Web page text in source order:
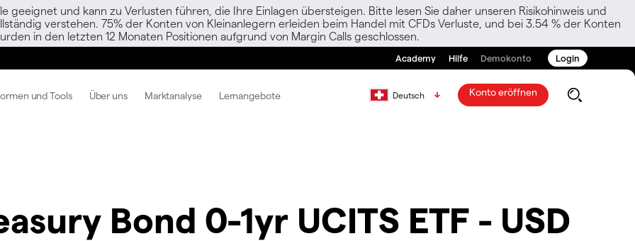
geeignet und kann zu Verlusten führen, die Ihre Einlagen übersteigen. Bitte lesen Sie daher unseren Risikohinweis und
verstehen. 75% der Konten von Kleinanlegern erleiden beim Handel mit CFDs Verluste, und bei 3.54 % der Konten
in den letzten 12 Monaten Positionen aufgrund von Margin Calls geschlossen.
Academy Hilfe Demokonto Login
und Tools Über uns Marktanalyse Lernangebote Deutsch Konto eröffnen
Bond 0-1yr UCITS ETF - USD